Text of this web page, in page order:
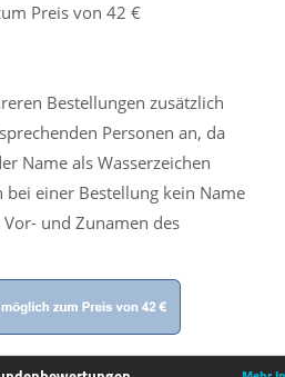
Preis von 42 €
Bestellungen zusätzlich
Personen an, da
Name als Wasserzeichen
einer Bestellung kein Name
und Zunamen des